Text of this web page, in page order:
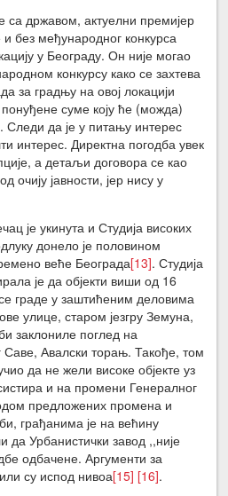
државом, актуелни премијер
и без међународног конкурса
у Београду. Он није могао
конкурсу како се захтева
за градњу на овој локацији
суме коју ће (можда)
Следи да је у питању интерес
интерес. Директна погодба увек
а детаљи договора се као
очију јавности, јер нису у
је укинута и Студија високих
донело је половином
веће Београда[13]. Студија
је да објекти виши од 16
граде у заштићеним деловима
улице, старом језгру Земуна,
заклониле поглед на
Авалски торањ. Такође, том
да не жели високе објекте уз
и на промени Генералног
предложених промена и
грађанима је на већину
да Урбанистички завод ,,није
одбачене. Аргументи за
су испод нивоа[15] [16].